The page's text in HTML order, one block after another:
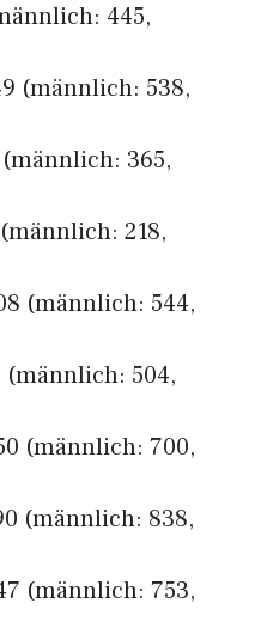
445,
(männlich: 538,
(männlich: 365,
218,
(männlich: 544,
(männlich: 504,
(männlich: 700,
(männlich: 838,
(männlich: 753,